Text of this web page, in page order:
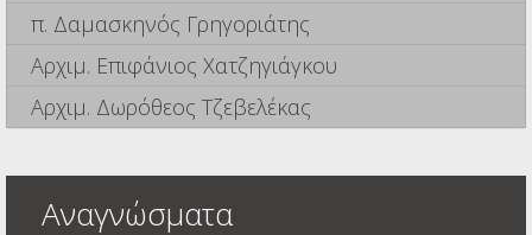
π. Δαμασκηνός Γρηγοριάτης
Αρχιμ. Επιφάνιος Χατζηγιάγκου
Αρχιμ. Δωρόθεος Τζεβελέκας
Αναγνώσματα